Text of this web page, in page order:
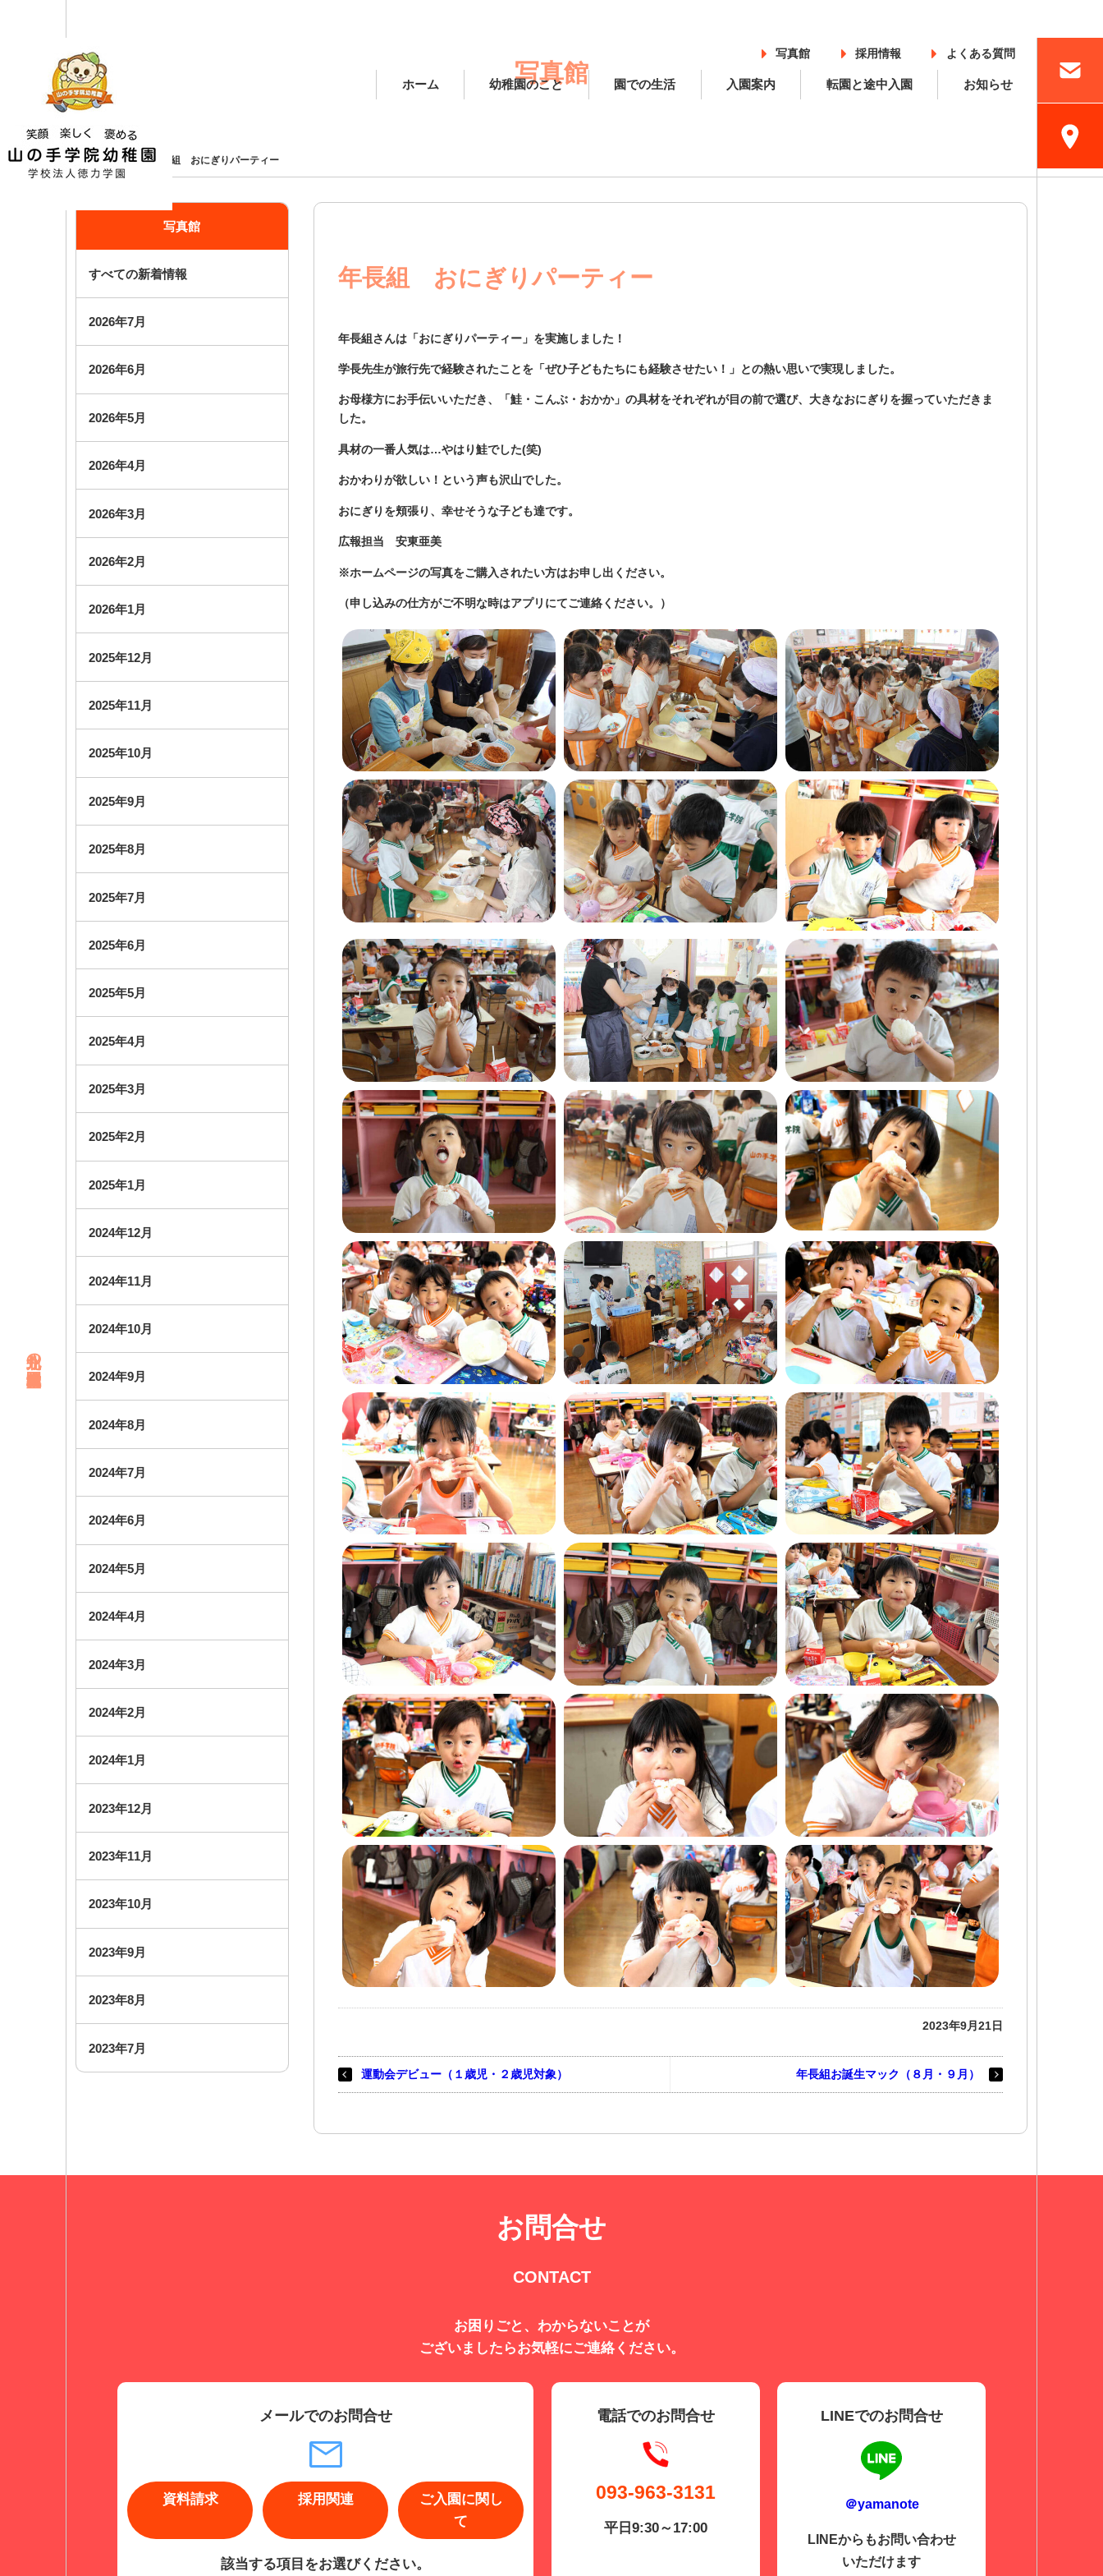
写真館 採用情報 よくある質問
ホーム 幼稚園のこと 園での生活 入園案内 転園と途中入園 お知らせ
北九州の幼稚園・未就園児教室
写真館
ホーム 写真館 年長組 おにぎりパーティー
写真館
すべての新着情報
2026年7月
2026年6月
2026年5月
2026年4月
2026年3月
2026年2月
2026年1月
2025年12月
2025年11月
2025年10月
2025年9月
2025年8月
2025年7月
2025年6月
2025年5月
2025年4月
2025年3月
2025年2月
2025年1月
2024年12月
2024年11月
2024年10月
2024年9月
2024年8月
2024年7月
2024年6月
2024年5月
2024年4月
2024年3月
2024年2月
2024年1月
2023年12月
2023年11月
2023年10月
2023年9月
2023年8月
2023年7月
年長組 おにぎりパーティー
年長組さんは「おにぎりパーティー」を実施しました！
学長先生が旅行先で経験されたことを「ぜひ子どもたちにも経験させたい！」との熱い思いで実現しました。
お母様方にお手伝いいただき、「鮭・こんぶ・おかか」の具材をそれぞれが目の前で選び、大きなおにぎりを握っていただきま
した。
具材の一番人気は…やはり鮭でした(笑)
おかわりが欲しい！という声も沢山でした。
おにぎりを頬張り、幸せそうな子ども達です。
広報担当 安東亜美
※ホームページの写真をご購入されたい方はお申し出ください。
（申し込みの仕方がご不明な時はアプリにてご連絡ください。）
2023年9月21日
運動会デビュー（１歳児・２歳児対象） 年長組お誕生マック（８月・９月）
お問合せ
CONTACT
お困りごと、わからないことが
ございましたらお気軽にご連絡ください。
メールでのお問合せ
資料請求 採用関連
ご入園に関し
て
該当する項目をお選びください。
電話でのお問合せ
093-963-3131
平日9:30～17:00
LINEでのお問合せ
＠yamanote
LINEからもお問い合わせ
いただけます